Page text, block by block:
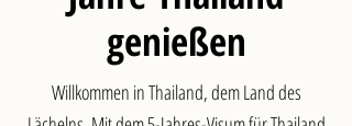
genießen
Willkommen in Thailand, dem Land des